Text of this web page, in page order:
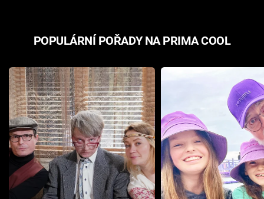
POPULÁRNÍ POŘADY NA PRIMA COOL